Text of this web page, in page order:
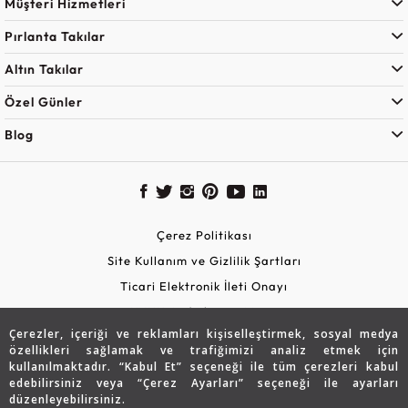
Çerezler, içeriği ve reklamları kişiselleştirmek, sosyal medya
özellikleri sağlamak ve trafiğimizi analiz etmek için
kullanılmaktadır. “Kabul Et” seçeneği ile tüm çerezleri kabul
edebilirsiniz veya “Çerez Ayarları” seçeneği ile ayarları
düzenleyebilirsiniz.
Pırlanta Takılar
Altın Takılar
Özel Günler
Blog
Çerez Politikası
Site Kullanım ve Gizlilik Şartları
Ticari Elektronik İleti Onayı
KVKK Aydınlatma Metni
Güvenli Alışveriş